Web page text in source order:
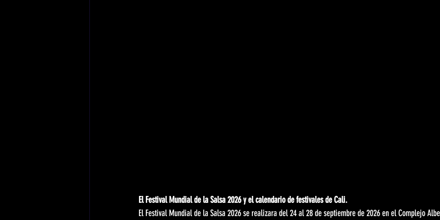
El Festival Mundial de la Salsa 2026 y el calendario de festivales de Cali.
El Festival Mundial de la Salsa 2026 se realizara del 24 al 28 de septiembre de 2026 en el Complejo